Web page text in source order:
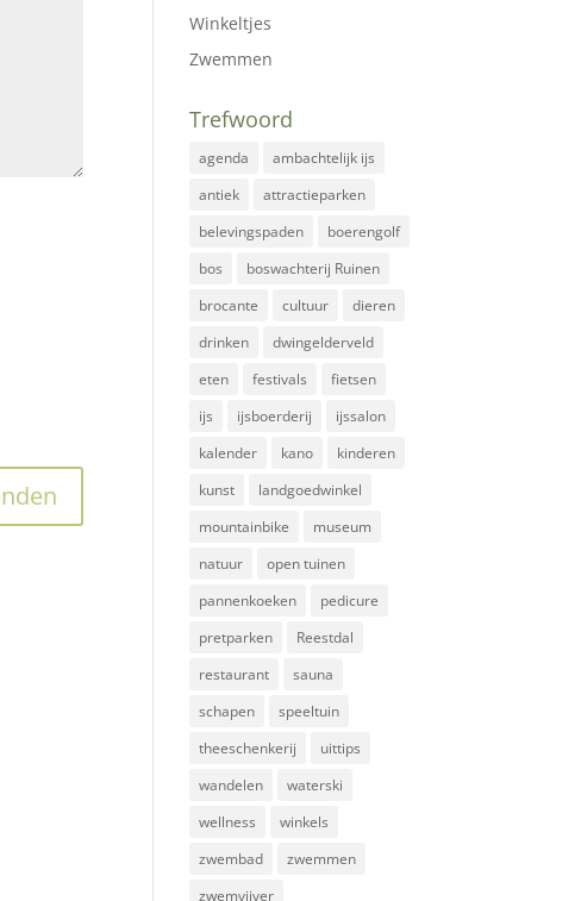
Winkeltjes
Zwemmen
Trefwoord
agenda
ambachtelijk ijs
antiek
attractieparken
belevingspaden
boerengolf
bos
boswachterij Ruinen
brocante
cultuur
dieren
drinken
dwingelderveld
eten
festivals
fietsen
ijs
ijsboerderij
ijssalon
kalender
kano
kinderen
kunst
landgoedwinkel
mountainbike
museum
natuur
open tuinen
pannenkoeken
pedicure
pretparken
Reestdal
restaurant
sauna
schapen
speeltuin
theeschenkerij
uittips
wandelen
waterski
wellness
winkels
zwembad
zwemmen
zwemvijver